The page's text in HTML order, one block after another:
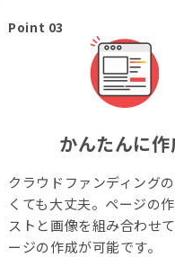
Point 03
かんたんに作
クラウドファンディング
くても大丈夫。ページの
ストと画像を組み合わせ
ージの作成が可能です。